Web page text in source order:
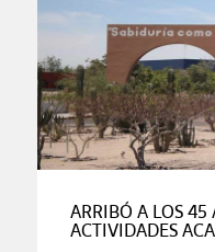
ARRIBÓ A LOS
ACTIVIDADES